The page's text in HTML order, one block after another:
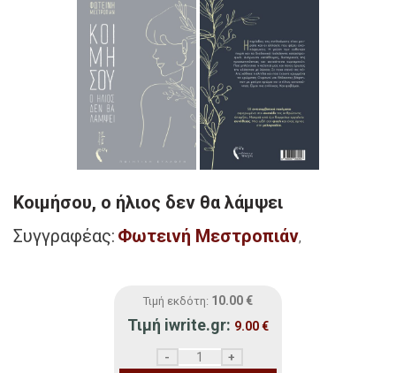
Κοιμήσου, ο ήλιος δεν θα λάμψει
Συγγραφέας: Φωτεινή Μεστροπιάν,
Τιμή εκδότη: 10.00 €
Τιμή iwrite.gr: 9.00€